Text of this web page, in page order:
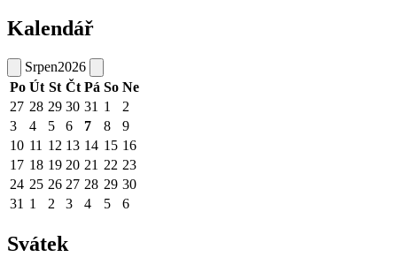
Kalendář
Srpen2026
Po Út St Čt Pá So Ne
27 28 29 30 31 1
2
3
4 5 6 7 8
9
10 11 12 13 14 15 16
17 18 19 20 21 22 23
24 25 26 27 28 29 30
31 1 2 3 4 5 6
Svátek